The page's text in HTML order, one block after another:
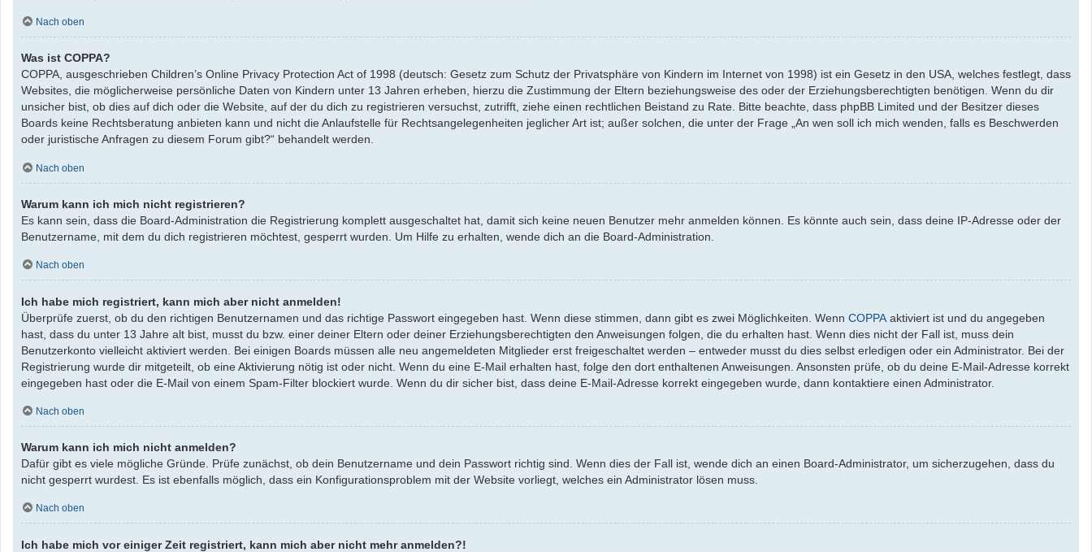
Nach oben
Was ist COPPA?
COPPA, ausgeschrieben Children’s Online Privacy Protection Act of 1998 (deutsch: Gesetz zum Schutz der Privatsphäre von Kindern im Internet von 1998) ist ein Gesetz in den USA, welches festlegt, dass
Websites, die möglicherweise persönliche Daten von Kindern unter 13 Jahren erheben, hierzu die Zustimmung der Eltern beziehungsweise des oder der Erziehungsberechtigten benötigen. Wenn du dir
unsicher bist, ob dies auf dich oder die Website, auf der du dich zu registrieren versuchst, zutrifft, ziehe einen rechtlichen Beistand zu Rate. Bitte beachte, dass phpBB Limited und der Besitzer dieses
Boards keine Rechtsberatung anbieten kann und nicht die Anlaufstelle für Rechtsangelegenheiten jeglicher Art ist; außer solchen, die unter der Frage „An wen soll ich mich wenden, falls es Beschwerden
oder juristische Anfragen zu diesem Forum gibt?“ behandelt werden.
Nach oben
Warum kann ich mich nicht registrieren?
Es kann sein, dass die Board-Administration die Registrierung komplett ausgeschaltet hat, damit sich keine neuen Benutzer mehr anmelden können. Es könnte auch sein, dass deine IP-Adresse oder der
Benutzername, mit dem du dich registrieren möchtest, gesperrt wurden. Um Hilfe zu erhalten, wende dich an die Board-Administration.
Nach oben
Ich habe mich registriert, kann mich aber nicht anmelden!
Überprüfe zuerst, ob du den richtigen Benutzernamen und das richtige Passwort eingegeben hast. Wenn diese stimmen, dann gibt es zwei Möglichkeiten. Wenn COPPA aktiviert ist und du angegeben
hast, dass du unter 13 Jahre alt bist, musst du bzw. einer deiner Eltern oder deiner Erziehungsberechtigten den Anweisungen folgen, die du erhalten hast. Wenn dies nicht der Fall ist, muss dein
Benutzerkonto vielleicht aktiviert werden. Bei einigen Boards müssen alle neu angemeldeten Mitglieder erst freigeschaltet werden – entweder musst du dies selbst erledigen oder ein Administrator. Bei der
Registrierung wurde dir mitgeteilt, ob eine Aktivierung nötig ist oder nicht. Wenn du eine E-Mail erhalten hast, folge den dort enthaltenen Anweisungen. Ansonsten prüfe, ob du deine E-Mail-Adresse korrekt
eingegeben hast oder die E-Mail von einem Spam-Filter blockiert wurde. Wenn du dir sicher bist, dass deine E-Mail-Adresse korrekt eingegeben wurde, dann kontaktiere einen Administrator.
Nach oben
Warum kann ich mich nicht anmelden?
Dafür gibt es viele mögliche Gründe. Prüfe zunächst, ob dein Benutzername und dein Passwort richtig sind. Wenn dies der Fall ist, wende dich an einen Board-Administrator, um sicherzugehen, dass du
nicht gesperrt wurdest. Es ist ebenfalls möglich, dass ein Konfigurationsproblem mit der Website vorliegt, welches ein Administrator lösen muss.
Nach oben
Ich habe mich vor einiger Zeit registriert, kann mich aber nicht mehr anmelden?!